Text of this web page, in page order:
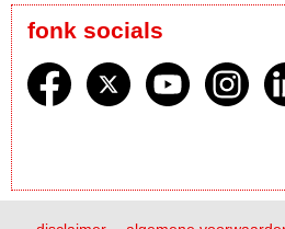
fonk socials